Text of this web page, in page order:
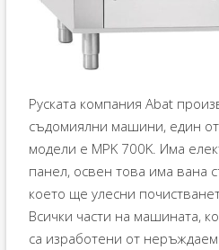
Руската компания Abat
съдомиялни машини, един
модели е MPK 700K. Има
панел, освен това има вана
което ще улесни
Всички части на машината,
са изработени от